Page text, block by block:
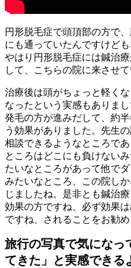
円形脱毛症で頭頂部の方で
にも通っていたんですけど
やはり円形脱毛症には鍼治
して、こちらの院に来させて
治療後は頭がちょっと軽く
なったという実感もありま
発毛の方が進みだして、約
う効果がありました。先生
相談できるようなところで
ところはどこにも負けない
たいなところがあって他で
みたいなところ、この院し
じましたね。是非とも鍼治
効果の方ですね、必ず効果
ですね、されることをお勧
旅行の写真で気になっ
てきた」と実感できる